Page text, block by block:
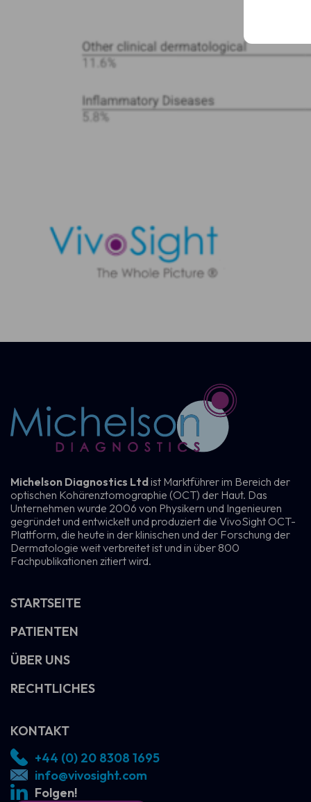
Michelson Diagnostics Ltdist Marktführer im Bereich der
optischen Kohärenztomographie (OCT) der Haut. Das
Unternehmen wurde 2006 von Physikern und Ingenieuren
gegründet und entwickelt und produziert die VivoSight OCT-
Plattform, die heute in der klinischen und der Forschung der
Dermatologie weit verbreitet ist und in über 800
Fachpublikationen zitiert wird.
STARTSEITE
PATIENTEN
ÜBER UNS
RECHTLICHES
KONTAKT
+44 (0) 20 8308 1695
info@vivosight.com
Folgen!